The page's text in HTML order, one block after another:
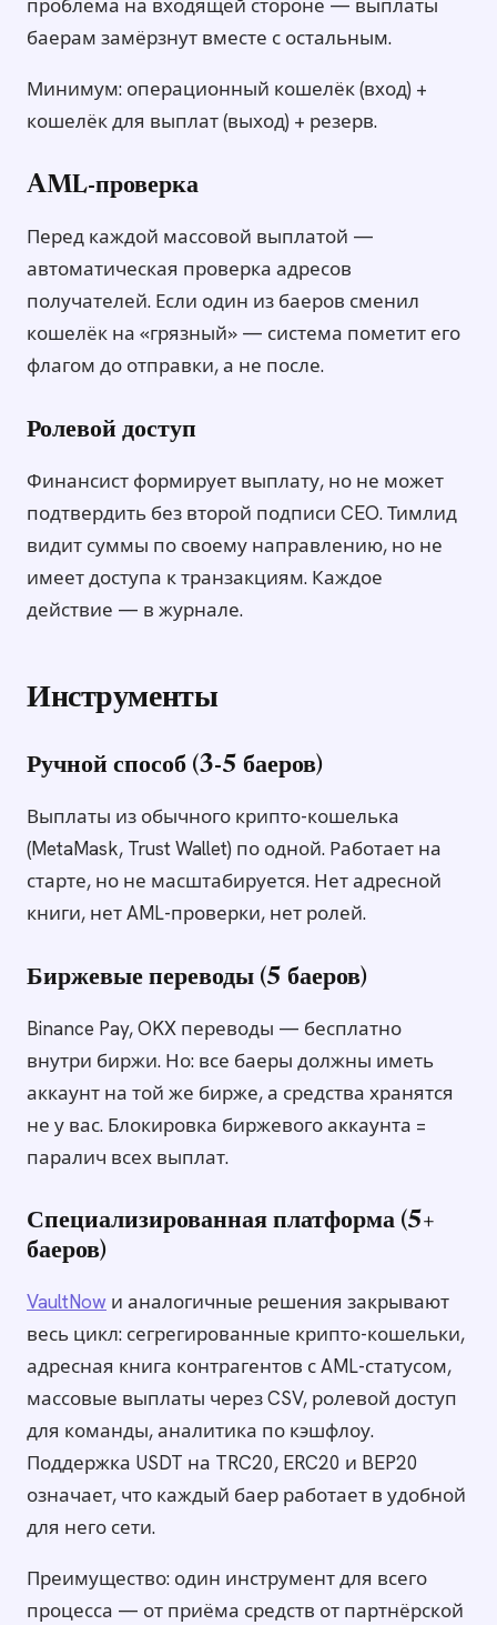
проблема на входящей стороне — выплаты
баерам замёрзнут вместе с остальным.
Минимум: операционный кошелёк (вход) +
кошелёк для выплат (выход) + резерв.
AML-проверка
Перед каждой массовой выплатой —
автоматическая проверка адресов
получателей. Если один из баеров сменил
кошелёк на «грязный» — система пометит его
флагом до отправки, а не после.
Ролевой доступ
Финансист формирует выплату, но не может
подтвердить без второй подписи CEO. Тимлид
видит суммы по своему направлению, но не
имеет доступа к транзакциям. Каждое
действие — в журнале.
Инструменты
Ручной способ (3-5 баеров)
Выплаты из обычного крипто-кошелька
(MetaMask, Trust Wallet) по одной. Работает на
старте, но не масштабируется. Нет адресной
книги, нет AML-проверки, нет ролей.
Биржевые переводы (5 баеров)
Binance Pay, OKX переводы — бесплатно
внутри биржи. Но: все баеры должны иметь
аккаунт на той же бирже, а средства хранятся
не у вас. Блокировка биржевого аккаунта =
паралич всех выплат.
Специализированная платформа (5+
баеров)
VaultNow и аналогичные решения закрывают
весь цикл: сегрегированные крипто-кошельки,
адресная книга контрагентов с AML-статусом,
массовые выплаты через CSV, ролевой доступ
для команды, аналитика по кэшфлоу.
Поддержка USDT на TRC20, ERC20 и BEP20
означает, что каждый баер работает в удобной
для него сети.
Преимущество: один инструмент для всего
процесса — от приёма средств от партнёрской